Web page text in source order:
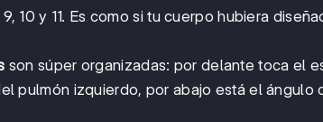
10 y 11. Es como si tu cuerpo hubiera
son súper organizadas: por delante toca el
pulmón izquierdo, por abajo está el